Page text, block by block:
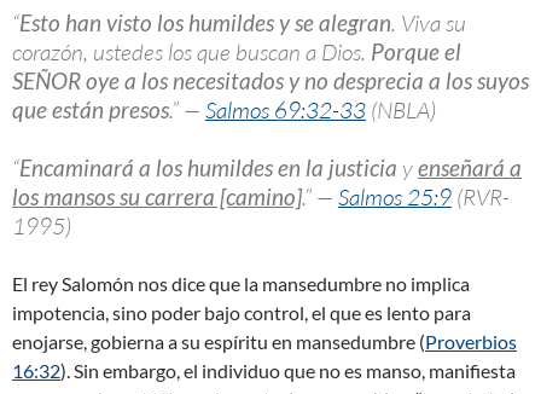
“Esto han visto los humildes y se alegran. Viva su
corazón, ustedes los que buscan a Dios. Porque el
SEÑOR oye a los necesitados y no desprecia a los suyos
que están presos.” — Salmos 69:32-33 (NBLA)
“Encaminará a los humildes en la justicia yenseñará a
los mansos su carrera [camino].” — Salmos 25:9 (RVR-
1995)
El rey Salomón nos dice que la mansedumbre no implica
impotencia, sino poder bajo control, el que es lento para
enojarse, gobierna a su espíritu en mansedumbre (Proverbios
16:32). Sin embargo, el individuo que no es manso, manifiesta